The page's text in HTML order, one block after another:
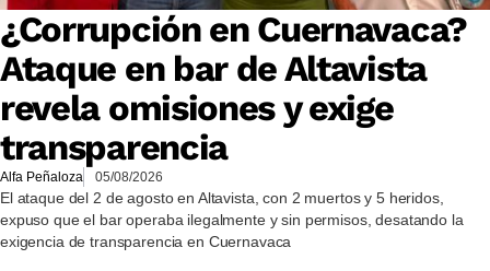
¿Corrupción en Cuernavaca?
Ataque en bar de Altavista
revela omisiones y exige
transparencia
Alfa Peñaloza 05/08/2026
El ataque del 2 de agosto en Altavista, con 2 muertos y 5 heridos,
expuso que el bar operaba ilegalmente y sin permisos, desatando la
exigencia de transparencia en Cuernavaca